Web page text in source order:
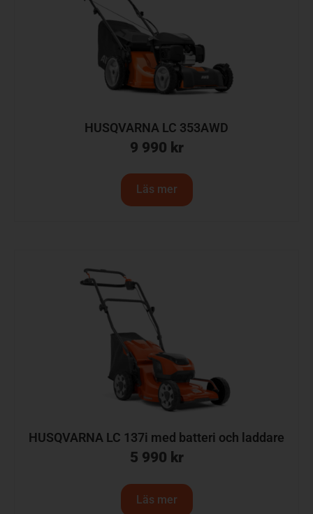
HUSQVARNA LC 353AWD
9 990 kr
Läs mer
HUSQVARNA LC 137i med batteri och laddare
5 990 kr
Läs mer